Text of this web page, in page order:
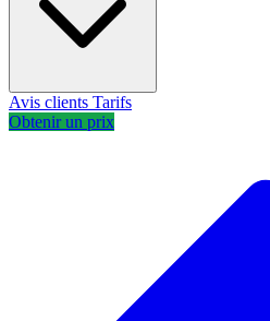
Avis clients Tarifs
Obtenir un prix